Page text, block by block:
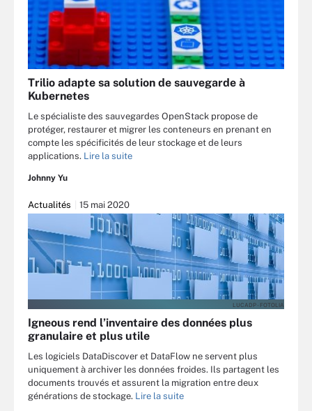
Trilio adapte sa solution de sauvegarde à
Kubernetes
Le spécialiste des sauvegardes OpenStack propose de
protéger, restaurer et migrer les conteneurs en prenant en
compte les spécificités de leur stockage et de leurs
applications. Lire la suite
Johnny Yu
Actualités 15 mai 2020
LUCADP - FOTOLIA
Igneous rend l’inventaire des données plus
granulaire et plus utile
Les logiciels DataDiscover et DataFlow ne servent plus
uniquement à archiver les données froides. Ils partagent les
documents trouvés et assurent la migration entre deux
générations de stockage. Lire la suite